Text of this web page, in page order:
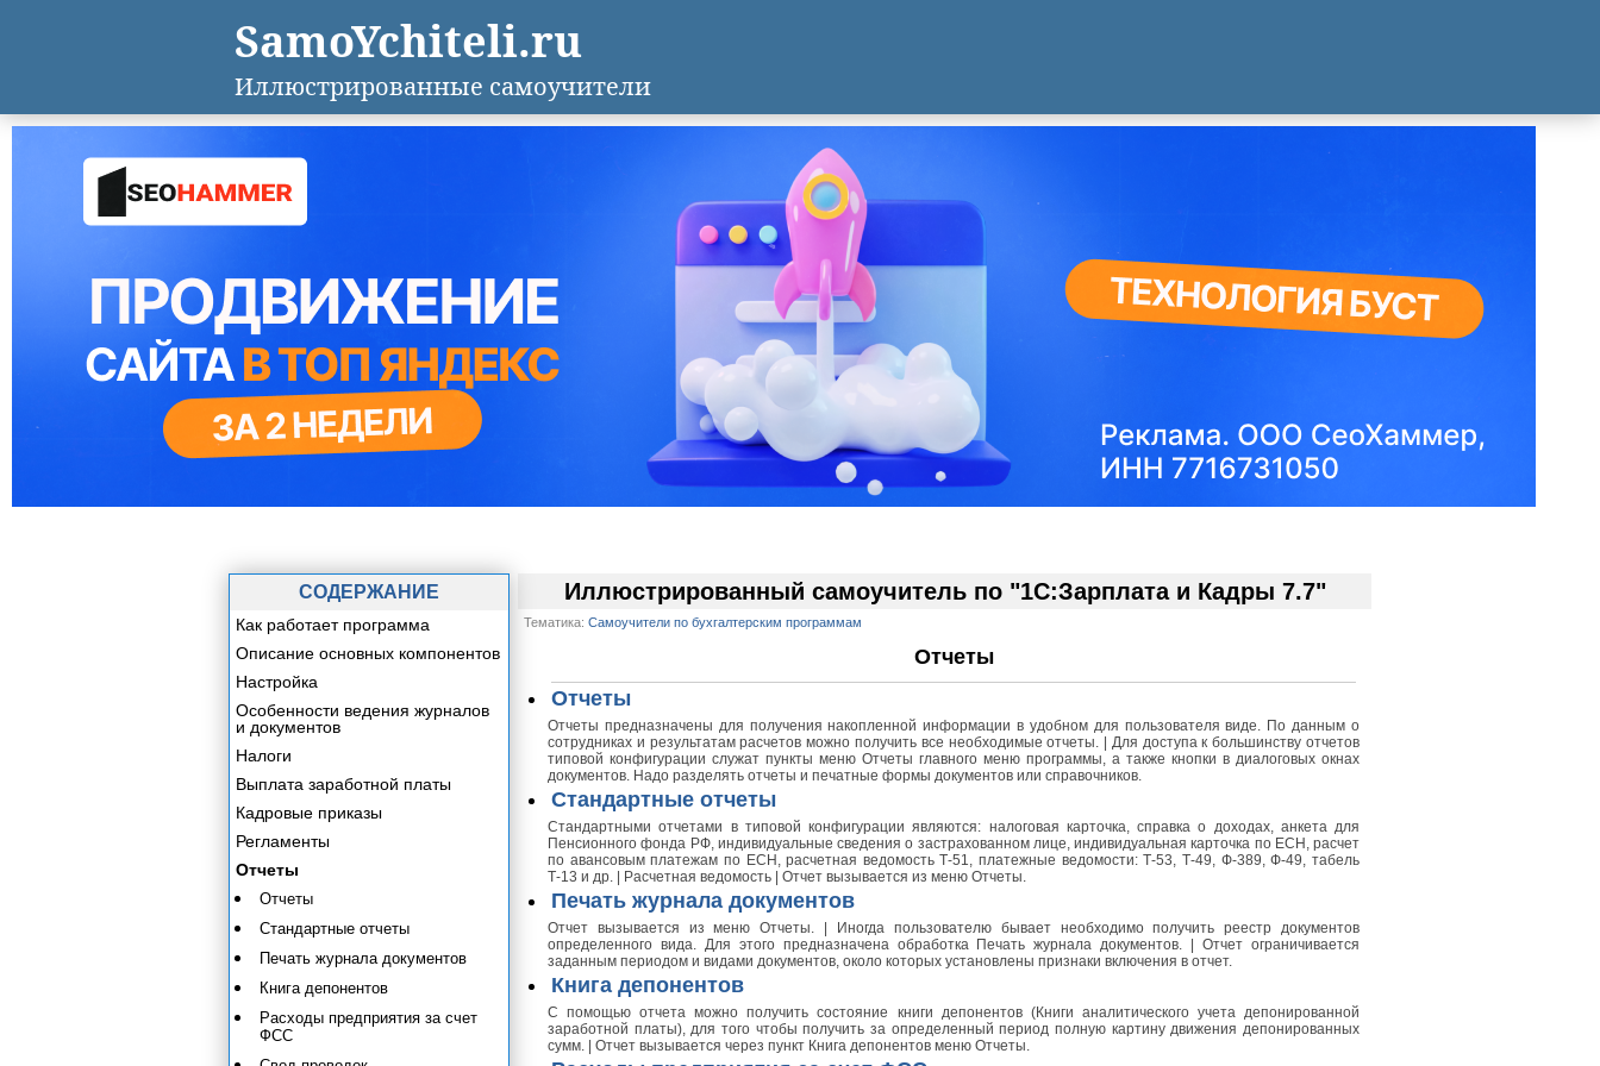
Иллюстрированный самоучитель по "1С:Зарплата и Кадры 7.7"
Тематика: Самоучители по бухгалтерским программам
Отчеты
Отчеты
Отчеты предназначены для получения накопленной информации в удобном для пользователя виде. По данным о
сотрудниках и результатам расчетов можно получить все необходимые отчеты. | Для доступа к большинству отчетов
типовой конфигурации служат пункты меню Отчеты главного меню программы, а также кнопки в диалоговых окнах
документов. Надо разделять отчеты и печатные формы документов или справочников.
Стандартные отчеты
Стандартными отчетами в типовой конфигурации являются: налоговая карточка, справка о доходах, анкета для
Пенсионного фонда РФ, индивидуальные сведения о застрахованном лице, индивидуальная карточка по ЕСН, расчет
по авансовым платежам по ЕСН, расчетная ведомость Т-51, платежные ведомости: Т-53, Т-49, Ф-389, Ф-49, табель
Т-13 и др. | Расчетная ведомость | Отчет вызывается из меню Отчеты.
Печать журнала документов
Отчет вызывается из меню Отчеты. | Иногда пользователю бывает необходимо получить реестр документов
определенного вида. Для этого предназначена обработка Печать журнала документов. | Отчет ограничивается
заданным периодом и видами документов, около которых установлены признаки включения в отчет.
Книга депонентов
С помощью отчета можно получить состояние книги депонентов (Книги аналитического учета депонированной
заработной платы), для того чтобы получить за определенный период полную картину движения депонированных
сумм. | Отчет вызывается через пункт Книга депонентов меню Отчеты.
СОДЕРЖАНИЕ
Как работает программа
Описание основных компонентов
Настройка
Особенности ведения журналов
и документов
Налоги
Выплата заработной платы
Кадровые приказы
Регламенты
Отчеты
Отчеты
Стандартные отчеты
Печать журнала документов
Книга депонентов
Расходы предприятия за счет
ФСС
SamoYchiteli.ru
Иллюстрированные самоучители